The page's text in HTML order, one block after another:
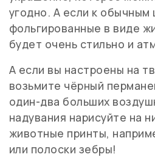
угодно. А если к
фольгированные в виде
будет очень стильно и
А если вы настроены на
возьмите чёрный
один-два больших
надувания нарисуйте на
животные принты,
или полоски зебры!